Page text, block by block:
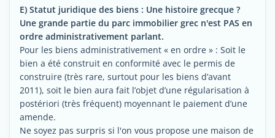
E) Statut juridique des biens : Une histoire grecque ?
Une grande partie du parc immobilier grec n'est PAS en
ordre administrativement parlant.
Pour les biens administrativement « en ordre » : Soit le
bien a été construit en conformité avec le permis de
construire (très rare, surtout pour les biens d’avant
2011), soit le bien aura fait l’objet d’une régularisation à
postériori (très fréquent) moyennant le paiement d’une
amende.
Ne soyez pas surpris si l'on vous propose une maison de